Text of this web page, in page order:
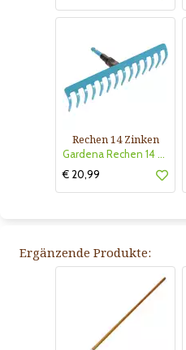
Rechen 14 Zinken
Gardena Rechen 14 Zinken
€ 20,99
Ergänzende Produkte: